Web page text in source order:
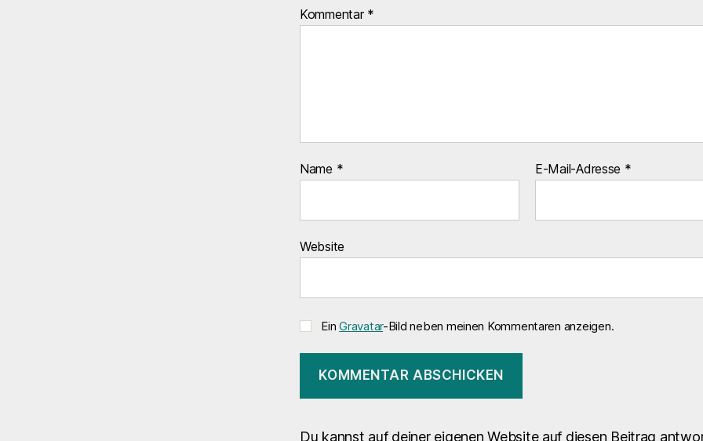
Kommentar *
Name * E-Mail-Adresse *
Website
EinGravatar-Bild neben meinen Kommentaren anzeigen.
Du kannst auf deiner eigenen Website auf diesen Beitrag